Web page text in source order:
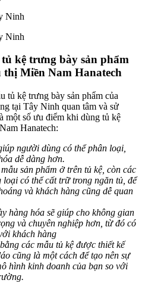
kệ trưng bày sản phẩm
thị Miền Nam Hanatech
tủ kệ trưng bày sản phẩm của
tại Tây Ninh quan tâm và sử
một số ưu điểm khi dùng tủ kệ
Hanatech:
người dùng có thể phân loại,
dễ dàng hơn.
sản phẩm ở trên tủ kệ, còn các
loại có thể cất trữ trong ngăn tủ, để
và khách hàng cũng dễ quan
hàng hóa sẽ giúp cho không gian
và chuyên nghiệp hơn, từ đó có
khách hàng
các mẫu tủ kệ được thiết kế
cũng là một cách để tạo nên sự
hình kinh doanh của bạn so với